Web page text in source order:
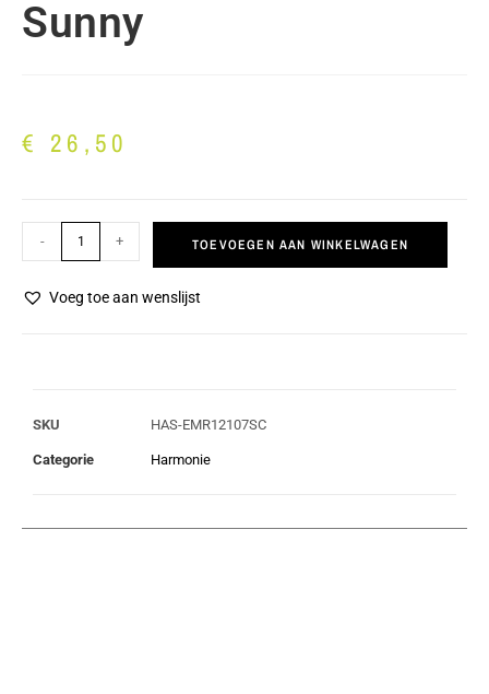
Sunny
€ 26,50
- + TOEVOEGEN AAN WINKELWAGEN
Voeg toe aan wenslijst
SKU HAS-EMR12107SC
Categorie Harmonie